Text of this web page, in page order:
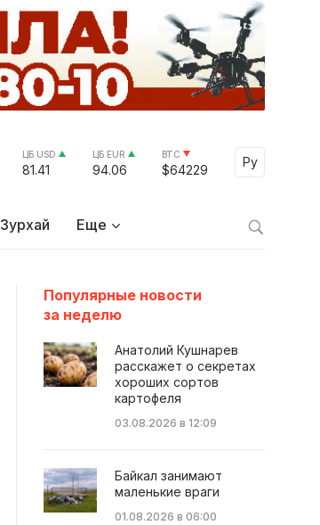
ЦБ USD
81.41
ЦБ EUR
94.06
BTC
$64229
Ру
Select
Зурхай Еще
Популярные новости
за неделю
Анатолий Кушнарев
расскажет о секретах
хороших сортов
картофеля
03.08.2026 в 12:09
Байкал занимают
маленькие враги
01.08.2026 в 06:00